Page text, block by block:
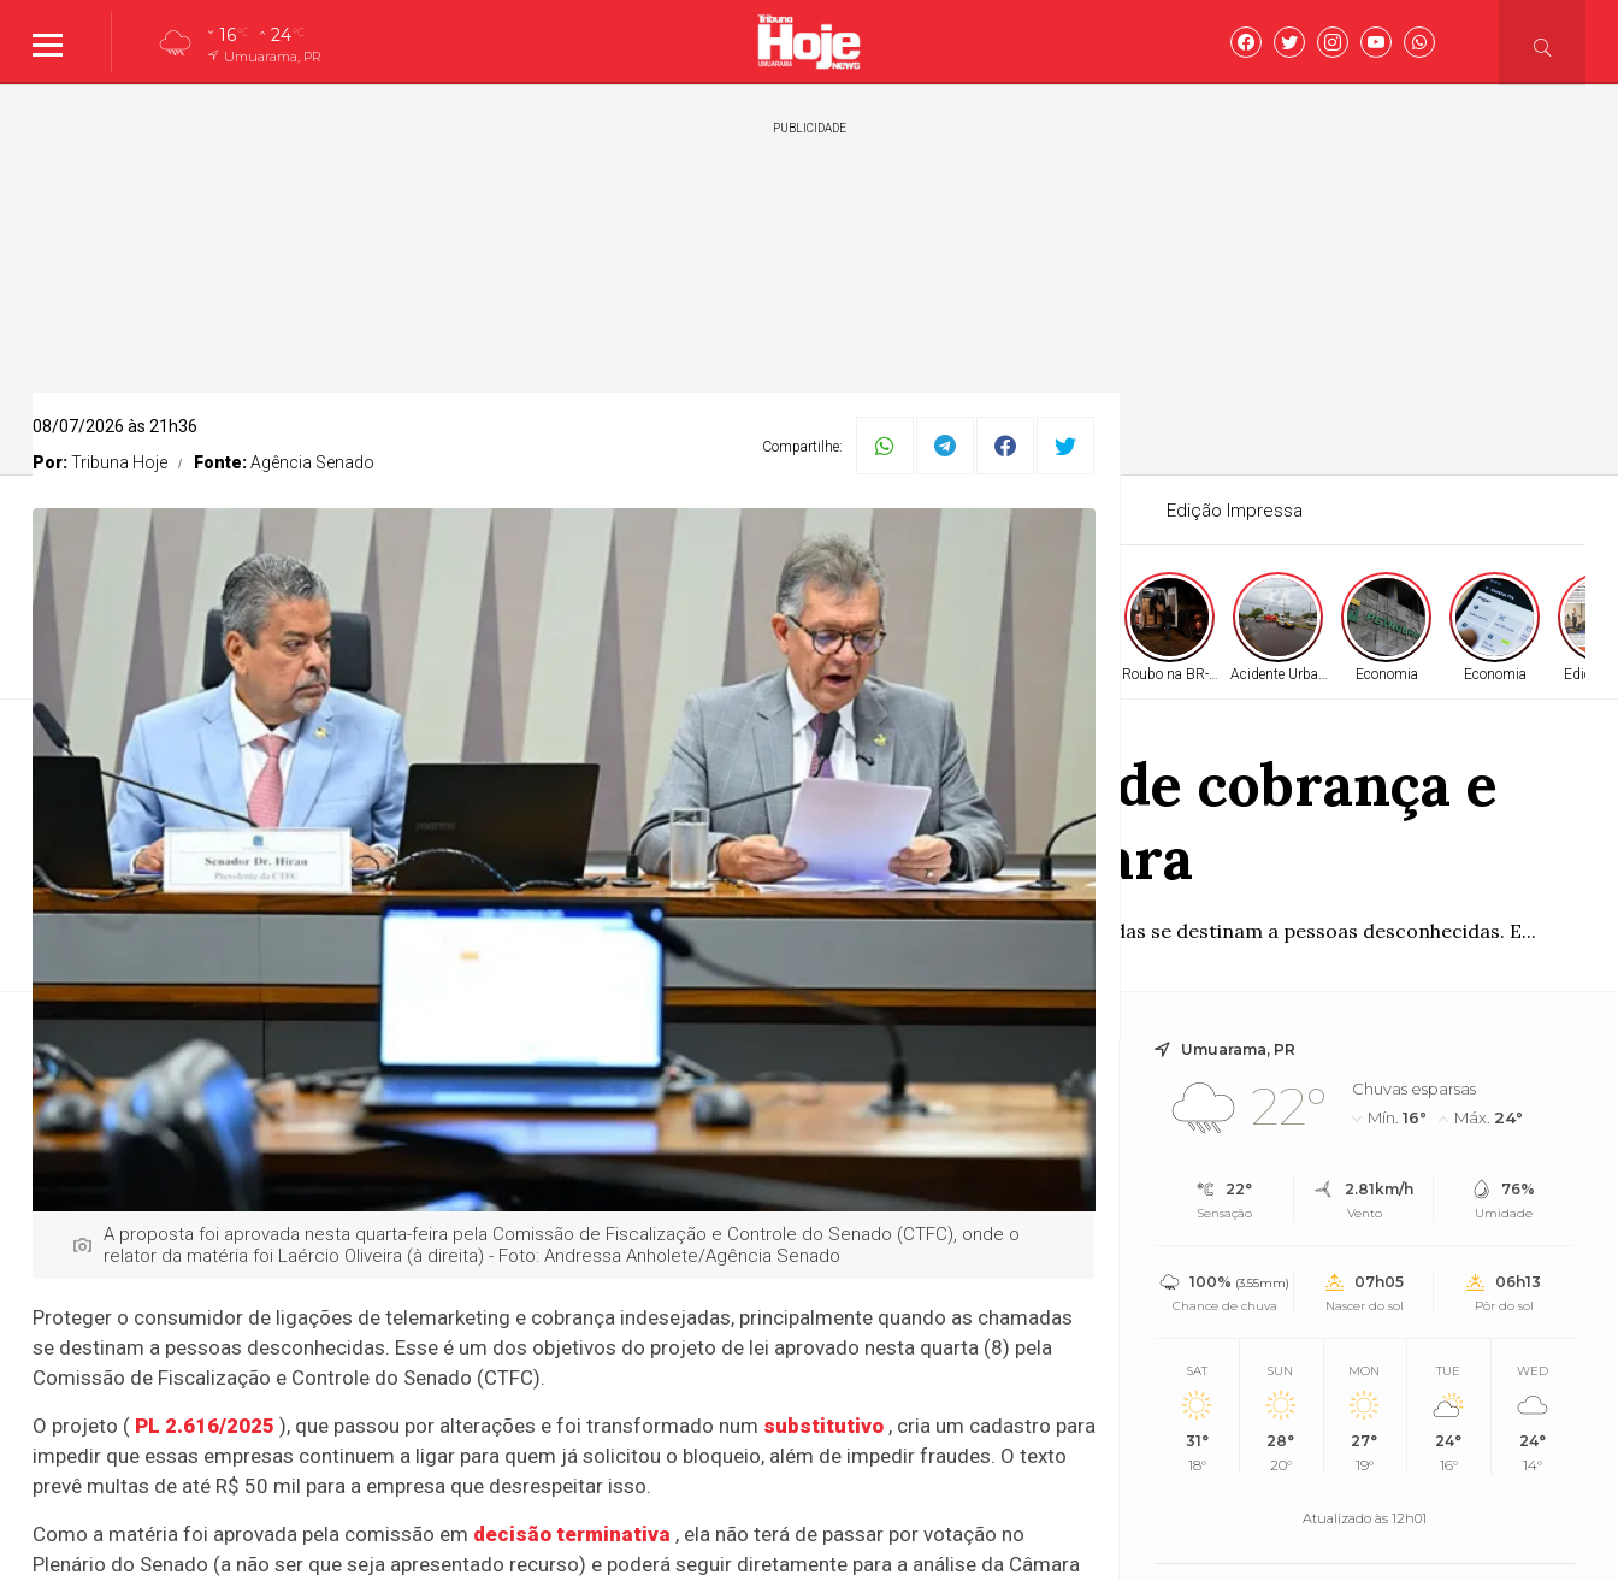
16°C 24°C
Umuarama, PR
PUBLICIDADE
Umuarama Policial Política Esportes Automóveis Geral Zélia Casoni Edição Impressa
Saúde na Mira Furtos em Icaraíma Relações Comerciais Qualificação TEA Custo Elevado Inovação local Acidente fatal Mandado JudicialRoubo na BR-272Acidente Urbano Economia Economia Edição
Projeto contra ligações indesejadas de cobrança e
telemarketing vai à Câmara
Proteger o consumidor de ligações de telemarketing e cobrança indesejadas, principalmente quando as chamadas se destinam a pessoas desconhecidas. E...
08/07/2026 às 21h36
Por:Tribuna Hoje Fonte:Agência Senado
Compartilhe:
A proposta foi aprovada nesta quarta-feira pela Comissão de Fiscalização e Controle do Senado (CTFC), onde o
relator da matéria foi Laércio Oliveira (à direita) - Foto: Andressa Anholete/Agência Senado
Proteger o consumidor de ligações de telemarketing e cobrança indesejadas, principalmente quando as chamadas
se destinam a pessoas desconhecidas. Esse é um dos objetivos do projeto de lei aprovado nesta quarta (8) pela
Comissão de Fiscalização e Controle do Senado (CTFC).
O projeto ( PL 2.616/2025 ), que passou por alterações e foi transformado num substitutivo , cria um cadastro para
impedir que essas empresas continuem a ligar para quem já solicitou o bloqueio, além de impedir fraudes. O texto
prevê multas de até R$ 50 mil para a empresa que desrespeitar isso.
Como a matéria foi aprovada pela comissão em decisão terminativa , ela não terá de passar por votação no
Plenário do Senado (a não ser que seja apresentado recurso) e poderá seguir diretamente para a análise da Câmara
Umuarama, PR
22°
Chuvas esparsas
Mín.16° Máx. 24°
22°
Sensação
2.81km/h
Vento
76%
Umidade
100% (3.55mm)
Chance de chuva
07h05
Nascer do sol
06h13
Pôr do sol
SAT
31°
18°
SUN
28°
20°
MON
27°
19°
TUE
24°
16°
WED
24°
14°
Atualizado às 12h01